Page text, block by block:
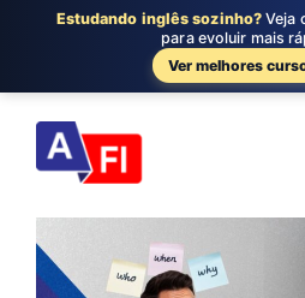
para
conteúdo
Estudando inglês sozinho? Veja
para evoluir mais
Ver melhores